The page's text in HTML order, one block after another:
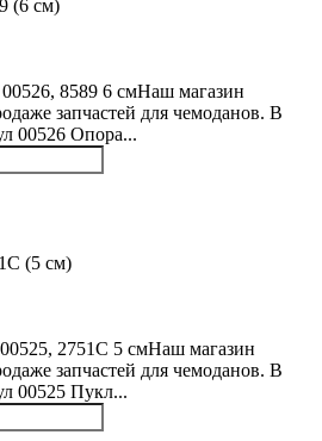
8589 6 смНаш магазин
запчастей для чемоданов. В
00526 Опора...
2751С 5 смНаш магазин
запчастей для чемоданов. В
00525 Пукл...